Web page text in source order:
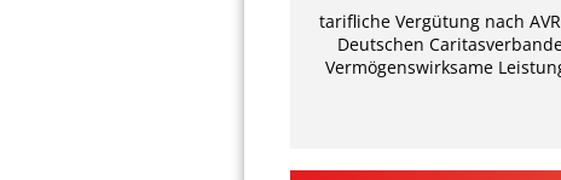
tariﬂiche Vergütung nach
Deutschen
Vermögenswirksame